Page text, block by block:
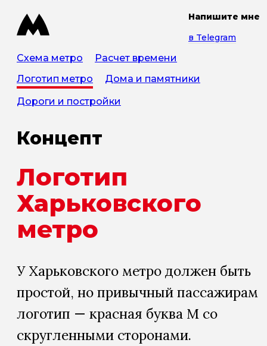
Напишите мне
в Telegram
Схема метро
Расчет времени
Логотип метро
Дома и памятники
Дороги и постройки
Концепт
Логотип
Харьковского
метро
У Харьковского метро должен быть
простой, но привычный пассажирам
логотип — красная буква М со
скругленными сторонами.